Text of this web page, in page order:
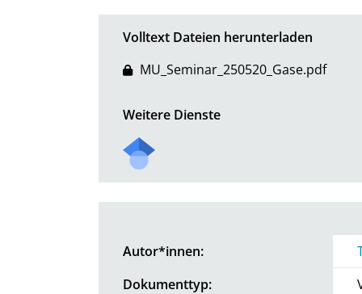
Volltext Dateien herunterladen
MU_Seminar_250520_Gase.pdf
Weitere Dienste
Autor*innen:
Dokumenttyp: